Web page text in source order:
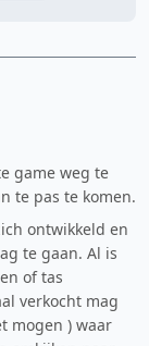
game weg te
te pas te komen.
ontwikkeld en
te gaan. Al is
of tas
verkocht mag
mogen ) waar